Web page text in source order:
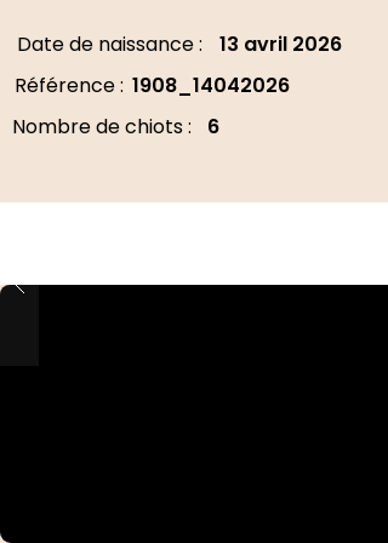
Date de naissance :
13 avril 2026
Référence : 1908_14042026
Nombre de chiots :
6